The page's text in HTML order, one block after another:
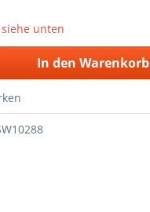
unten
In den Warenkorb